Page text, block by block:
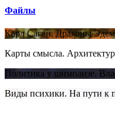
Файлы
Карл Саган. Драконы
Карты смысла.
Политика у шимпанзе.
Виды психики. На пути к